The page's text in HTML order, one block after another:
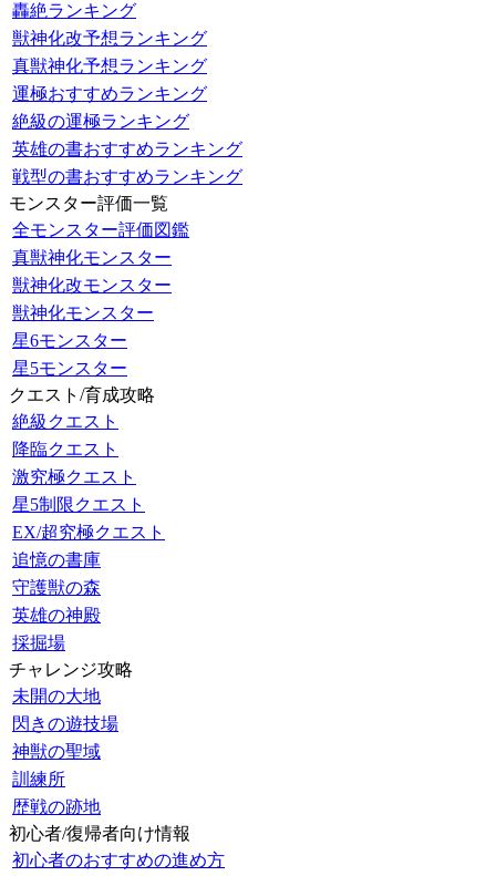
轟絶ランキング
獣神化改予想ランキング
真獣神化予想ランキング
運極おすすめランキング
絶級の運極ランキング
英雄の書おすすめランキング
戦型の書おすすめランキング
モンスター評価一覧
全モンスター評価図鑑
真獣神化モンスター
獣神化改モンスター
獣神化モンスター
星6モンスター
星5モンスター
クエスト/育成攻略
絶級クエスト
降臨クエスト
激究極クエスト
星5制限クエスト
EX/超究極クエスト
追憶の書庫
守護獣の森
英雄の神殿
採掘場
チャレンジ攻略
未開の大地
閃きの遊技場
神獣の聖域
訓練所
歴戦の跡地
初心者/復帰者向け情報
初心者のおすすめの進め方